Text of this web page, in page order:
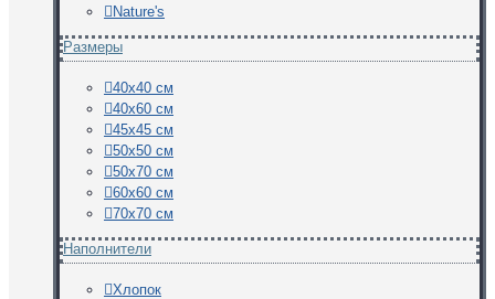
Nature's
Размеры
40х40 см
40х60 см
45х45 см
50х50 см
50х70 см
60х60 см
70х70 см
Наполнители
Хлопок